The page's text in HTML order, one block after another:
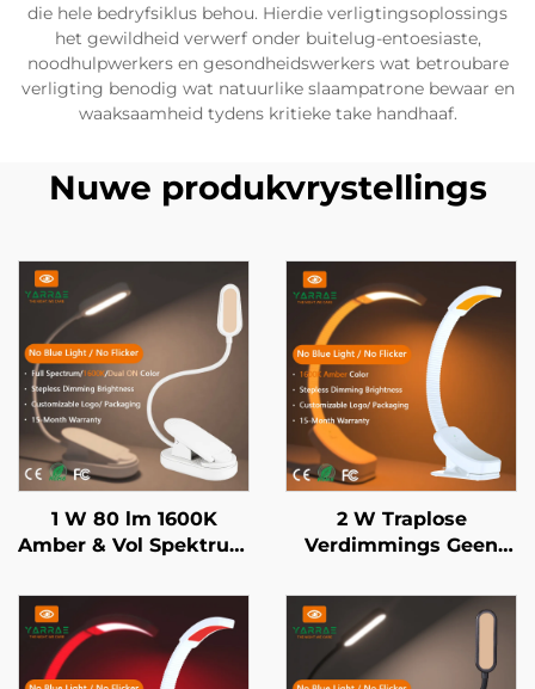
die hele bedryfsiklus behou. Hierdie verligtingsoplossings
het gewildheid verwerf onder buitelug-entoesiaste,
noodhulpwerkers en gesondheidswerkers wat betroubare
verligting benodig wat natuurlike slaampatrone bewaar en
waaksaamheid tydens kritieke take handhaaf.
Nuwe produkvrystellings
1 W 80 lm 1600K
Amber & Vol Spektrum
Flikkering Wit
Liggaam LED Boeklig
2 W Traplose
Verdimmings Geen
Verligtingskleur Swart
Liggaam LED Boeklig